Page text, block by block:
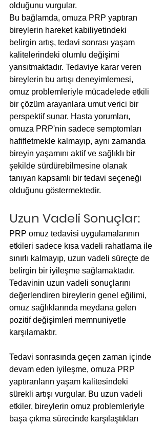
olduğunu vurgular.
Bu bağlamda, omuza PRP yaptıran
bireylerin hareket kabiliyetindeki
belirgin artış, tedavi sonrası yaşam
kalitelerindeki olumlu değişimi
yansıtmaktadır. Tedaviye karar veren
bireylerin bu artışı deneyimlemesi,
omuz problemleriyle mücadelede etkili
bir çözüm arayanlara umut verici bir
perspektif sunar. Hasta yorumları,
omuza PRP'nin sadece semptomları
hafifletmekle kalmayıp, aynı zamanda
bireyin yaşamını aktif ve sağlıklı bir
şekilde sürdürebilmesine olanak
tanıyan kapsamlı bir tedavi seçeneği
olduğunu göstermektedir.
Uzun Vadeli Sonuçlar:
PRP omuz tedavisi uygulamalarının
etkileri sadece kısa vadeli rahatlama ile
sınırlı kalmayıp, uzun vadeli süreçte de
belirgin bir iyileşme sağlamaktadır.
Tedavinin uzun vadeli sonuçlarını
değerlendiren bireylerin genel eğilimi,
omuz sağlıklarında meydana gelen
pozitif değişimleri memnuniyetle
karşılamaktır.
Tedavi sonrasında geçen zaman içinde
devam eden iyileşme, omuza PRP
yaptıranların yaşam kalitesindeki
sürekli artışı vurgular. Bu uzun vadeli
etkiler, bireylerin omuz problemleriyle
başa çıkma sürecinde karşılaştıkları